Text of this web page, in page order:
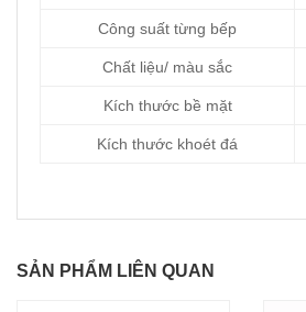
Công suất từng bếp
Chất liệu/ màu sắc
Kích thước bề mặt
Kích thước khoét đá
SẢN PHẨM LIÊN QUAN